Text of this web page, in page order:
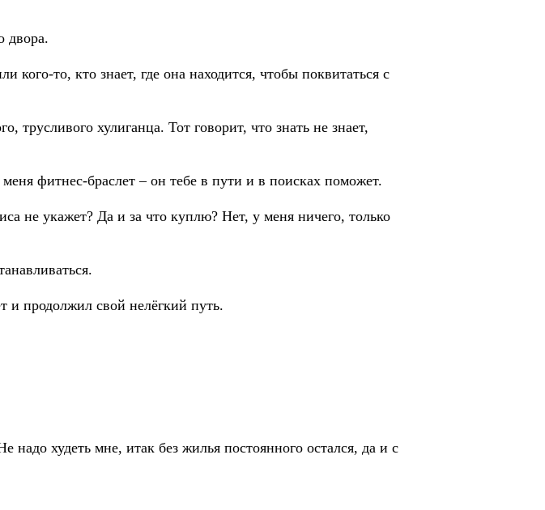
двора.
то, кто знает, где она находится, чтобы поквитаться с
трусливого хулиганца. Тот говорит, что знать не знает,
фитнес-браслет – он тебе в пути и в поисках поможет.
не укажет? Да и за что куплю? Нет, у меня ничего, только
и продолжил свой нелёгкий путь.
худеть мне, итак без жилья постоянного остался, да и с